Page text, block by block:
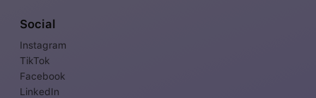
Social
Instagram
TikTok
Facebook
LinkedIn